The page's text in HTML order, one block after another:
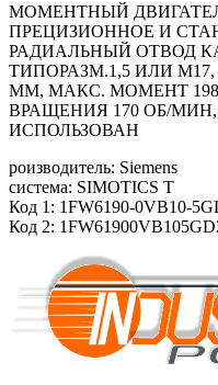
МОМЕНТНЫЙ
ПРЕЦИЗИОННОЕ И
РАДИАЛЬНЫЙ ОТВОД
ТИПОРАЗМ.1,5 ИЛИ
ММ, МАКС. МОМЕНТ
ВРАЩЕНИЯ 170 ОБ/
ИСПОЛЬЗОВАН
роизводитель: Siemens
система: SIMOTICS T
Код 1: 1FW6190-0VB10-
Код 2: